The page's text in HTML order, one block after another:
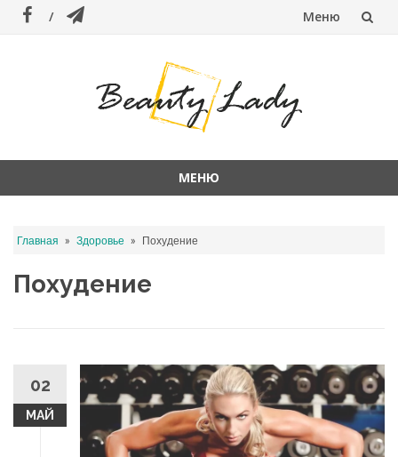
Меню
МЕНЮ
содержанию
Главная » Здоровье » Похудение
Похудение
02
МАЙ